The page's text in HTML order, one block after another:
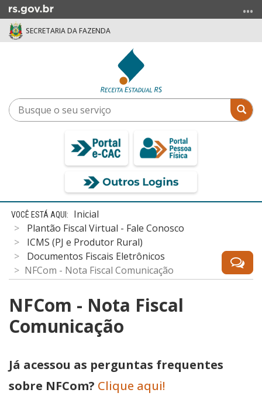
para
menu
SECRETARIA DA FAZENDA
Busque
o
Início
conteúdo
Inicial
Plantão Fiscal Virtual - Fale Conosco
ICMS (PJ e Produtor Rural)
Documentos Fiscais Eletrônicos
NFCom - Nota Fiscal Comunicação
NFCom - Nota Fiscal
Comunicação
Já acessou as perguntas frequentes
sobre NFCom? Clique aqui!